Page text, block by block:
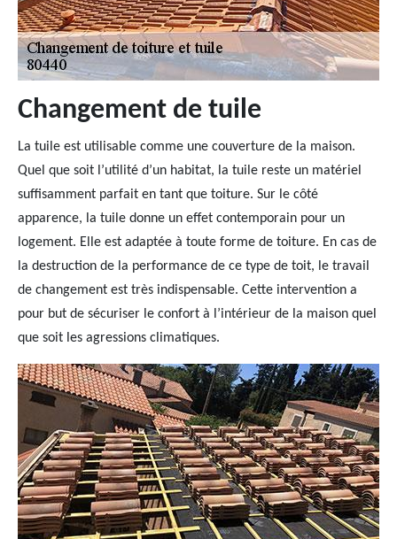
Changement de tuile
La tuile est utilisable comme une couverture de la maison.
Quel que soit l’utilité d’un habitat, la tuile reste un matériel
suffisamment parfait en tant que toiture. Sur le côté
apparence, la tuile donne un effet contemporain pour un
logement. Elle est adaptée à toute forme de toiture. En cas de
la destruction de la performance de ce type de toit, le travail
de changement est très indispensable. Cette intervention a
pour but de sécuriser le confort à l’intérieur de la maison quel
que soit les agressions climatiques.